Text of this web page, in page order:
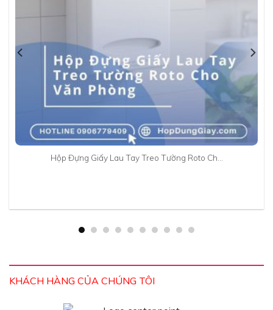
Hộp Đựng Giấy Lau Tay Treo Tường Roto Ch…
KHÁCH HÀNG CỦA CHÚNG TÔI